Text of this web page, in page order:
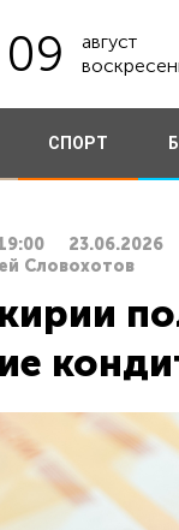
09
август
СПОРТ
23.06.2026
Словохотов